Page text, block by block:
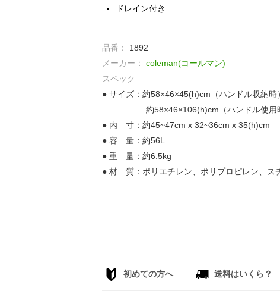
ドレイン付き
品番：
1892
メーカー：
coleman(コールマン)
スペック
● サイズ：約58×46×45(h)cm（ハンドル収納時）
約58×46×106(h)cm（ハンドル使用
● 内 寸：約45~47cm x 32~36cm x 35(h)cm
● 容 量：約56L
● 重 量：約6.5kg
● 材 質：ポリエチレン、ポリプロピレン、ス
初めての方へ 送料はいくら？